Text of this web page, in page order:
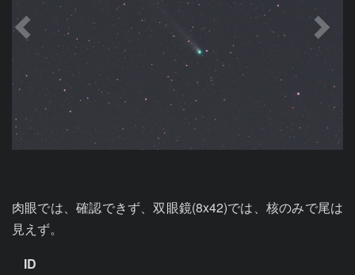
肉眼では、確認できず、双眼鏡(8x42)では、核のみで尾は
見えず。
ID